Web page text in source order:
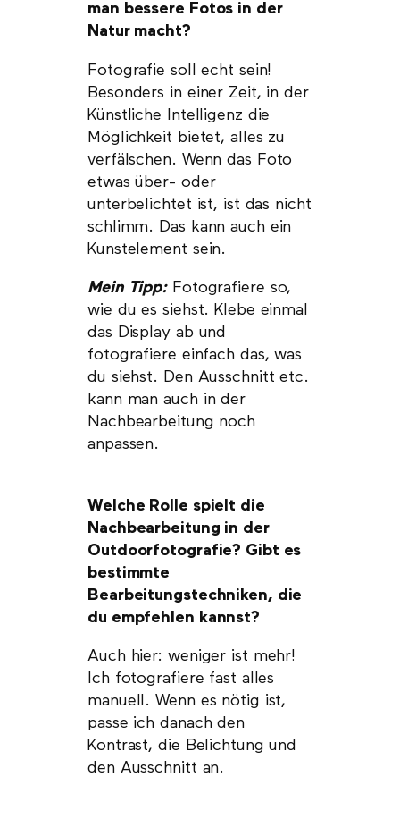
man bessere Fotos in der
Natur macht?
Fotografie soll echt sein!
Besonders in einer Zeit, in der
Künstliche Intelligenz die
Möglichkeit bietet, alles zu
verfälschen. Wenn das Foto
etwas über- oder
unterbelichtet ist, ist das nicht
schlimm. Das kann auch ein
Kunstelement sein.
Mein Tipp: Fotografiere so,
wie du es siehst. Klebe einmal
das Display ab und
fotografiere einfach das, was
du siehst. Den Ausschnitt etc.
kann man auch in der
Nachbearbeitung noch
anpassen.
Welche Rolle spielt die
Nachbearbeitung in der
Outdoorfotografie? Gibt es
bestimmte
Bearbeitungstechniken, die
du empfehlen kannst?
Auch hier: weniger ist mehr!
Ich fotografiere fast alles
manuell. Wenn es nötig ist,
passe ich danach den
Kontrast, die Belichtung und
den Ausschnitt an.